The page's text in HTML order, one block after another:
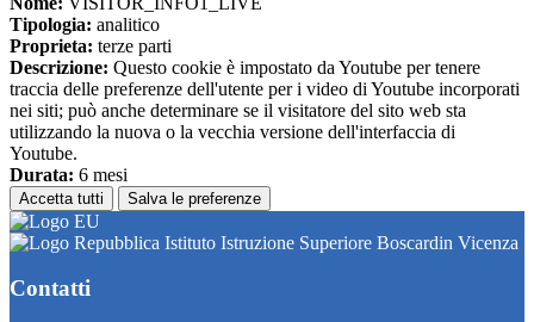
Tipologia: analitico
Proprieta: terze parti
Descrizione: Questo cookie è impostato da Youtube per tenere
traccia delle preferenze dell'utente per i video di Youtube incorporati
nei siti; può anche determinare se il visitatore del sito web sta
utilizzando la nuova o la vecchia versione dell'interfaccia di
Youtube.
Durata: 6 mesi
Accetta tutti Salva le preferenze
Istituto Istruzione Superiore Boscardin Vicenza
Contatti